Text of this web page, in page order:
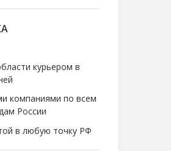
курьером в
компаниями по всем
России
в любую точку РФ